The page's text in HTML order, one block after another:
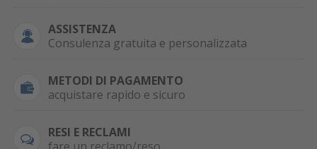
ASSISTENZA
Consulenza gratuita e personalizzata
METODI DI PAGAMENTO
acquistare rapido e sicuro
RESI E RECLAMI